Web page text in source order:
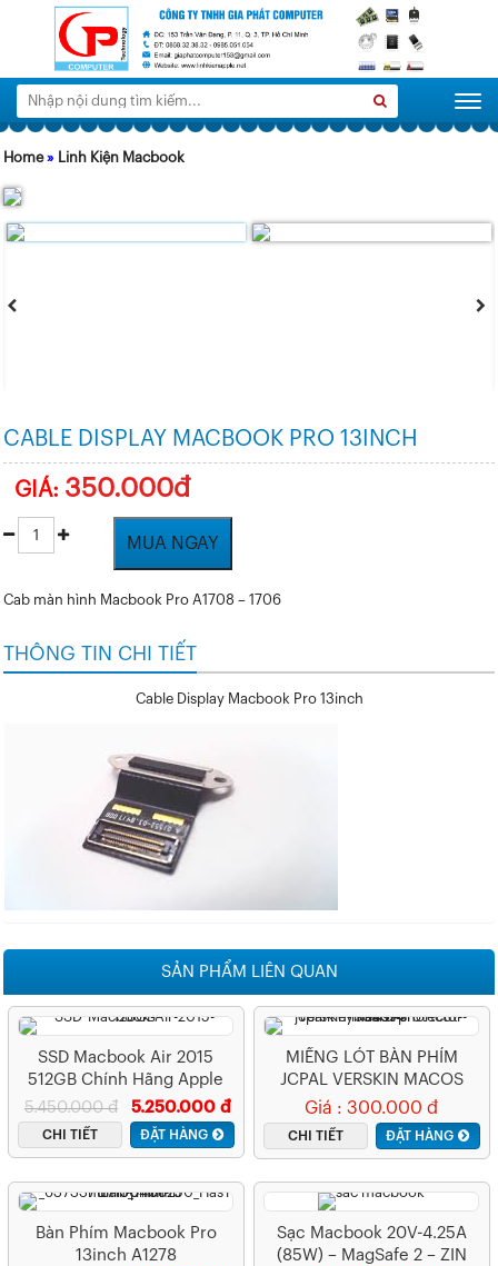
Tìm
kiếm:
Home» Linh Kiện Macbook
CABLE DISPLAY MACBOOK PRO 13INCH
GIÁ: 350.000đ
MUA NGAY
Cab màn hình Macbook Pro A1708 – 1706
THÔNG TIN CHI TIẾT
Cable Display Macbook Pro 13inch
SẢN PHẨM LIÊN QUAN
SSD Macbook Air 2015
512GB Chính Hãng Apple
5.250.000 đ
5.450.000 đ
CHI TIẾT ĐẶT HÀNG
MIẾNG LÓT BÀN PHÍM
JCPAL VERSKIN MACOS
SHORTCUT KEYBOARD
PROTECTOR MACBOOK AIR
13 WITH RETINA 2018-2019
Giá : 300.000 đ
CHI TIẾT ĐẶT HÀNG
Bàn Phím Macbook Pro
13inch A1278
Sạc Macbook 20V-4.25A
(85W) – MagSafe 2 – ZIN